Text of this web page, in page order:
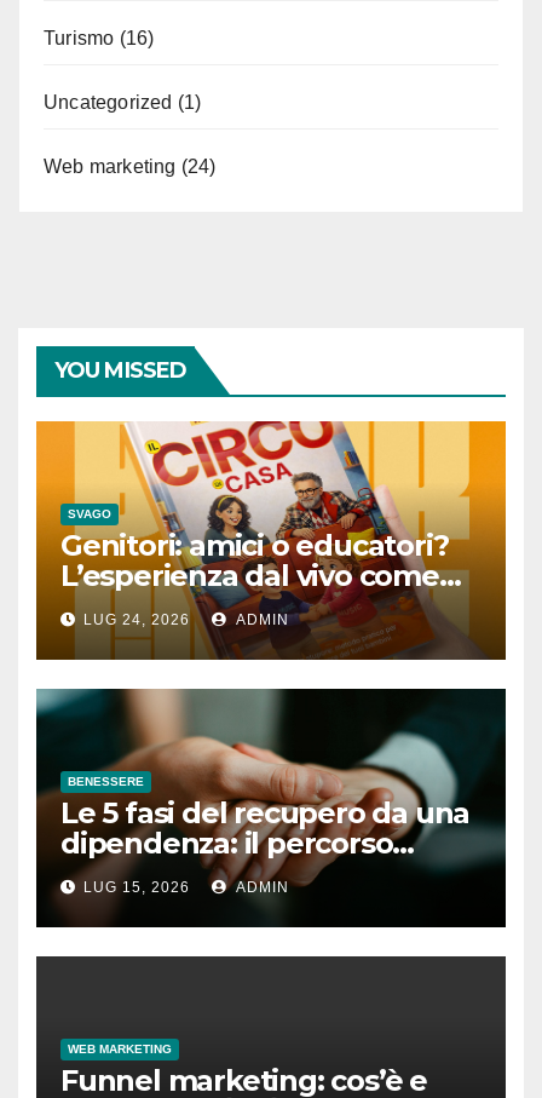
Turismo (16)
Uncategorized (1)
Web marketing (24)
YOU MISSED
SVAGO
Genitori: amici o educatori?
L’esperienza dal vivo come
lezione quotidiana
LUG 24, 2026 ADMIN
BENESSERE
Le 5 fasi del recupero da una
dipendenza: il percorso
completo
LUG 15, 2026 ADMIN
WEB MARKETING
Funnel marketing: cos’è e